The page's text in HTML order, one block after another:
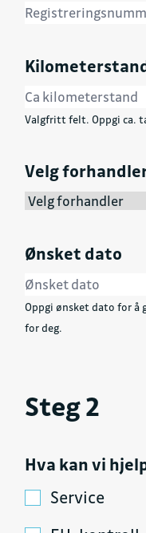
Valgfritt felt. Oppgi ca.
Velg
Ønsket dato
Oppgi ønsket dato for å
for deg.
Steg 2
Hva kan vi
Service